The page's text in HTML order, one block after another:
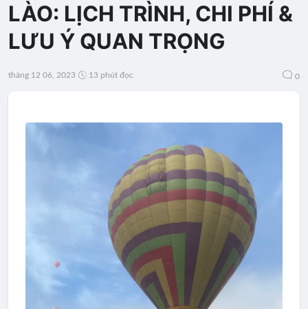
LÀO: LỊCH TRÌNH, CHI PHÍ &
LƯU Ý QUAN TRỌNG
tháng 12 06, 2023 13 phút đọc 0